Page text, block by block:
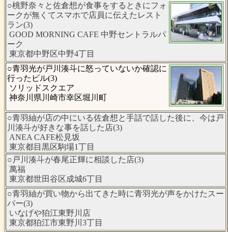
○桃野奈々と佐倉想が食事をするときにフォ
ークが無くてスマホで店員に伝えたレスト
ラン(3)
GOOD MORNING CAFE 中野セントラルパ
ーク
東京都中野区中野4丁目
○青羽光が戸川湊斗に怒っていないか確認に
行ったビル(3)
ソリッドスクエア
神奈川県川崎市幸区堀川町
○青羽紬が店の中にいる佐倉想と手話で話した後に、今は戸
川湊斗が好きな事を話した店(3)
ANEA CAFE松見坂
東京都目黒区駒場1丁目
○戸川湊斗が春尾正輝に相談した店(3)
萬福
東京都世田谷区成城6丁目
○青羽紬が買い物から出てきた時に青羽光が声をかけたスー
パー(3)
いなげや狛江東野川店
東京都狛江市東野川3丁目